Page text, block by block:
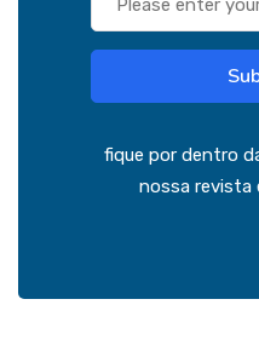
fique por dentro
nossa revista